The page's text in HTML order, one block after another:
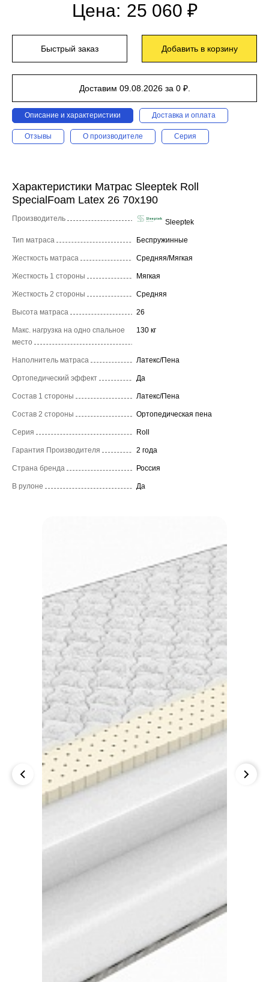
Цена: 25 060 ₽
Быстрый заказ Добавить в корзину
Доставим 09.08.2026 за 0 ₽.
Описание и характеристики Доставка и оплата
Отзывы О производителе Серия
Характеристики Матрас Sleeptek Roll
SpecialFoam Latex 26 70x190
Производитель Sleeptek
Тип матраса Беспружинные
Жесткость матраса Средняя/Мягкая
Жесткость 1 стороны Мягкая
Жесткость 2 стороны Средняя
Высота матраса 26
Макс. нагрузка на одно спальное
место
130 кг
Наполнитель матраса Латекс/Пена
Ортопедический эффект Да
Состав 1 стороны Латекс/Пена
Состав 2 стороны Ортопедическая пена
Серия Roll
Гарантия Производителя 2 года
Страна бренда Россия
В рулоне Да